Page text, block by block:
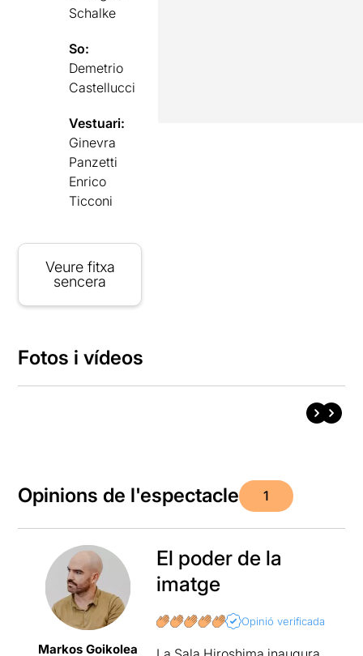
Schalke
So:
Demetrio
Castellucci
Vestuari:
Ginevra
Panzetti
Enrico
Ticconi
Veure fitxa
sencera
Fotos i vídeos
Opinions de l'espectacle 1
Markos Goikolea
El poder de la
imatge
Opinió verificada